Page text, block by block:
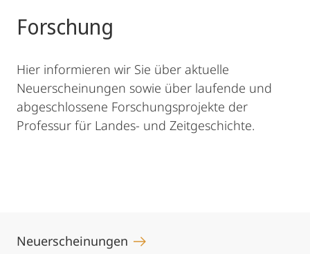
Forschung
Hier informieren wir Sie über aktuelle
Neuerscheinungen sowie über laufende und
abgeschlossene Forschungsprojekte der
Professur für Landes- und Zeitgeschichte.
Neuerscheinungen